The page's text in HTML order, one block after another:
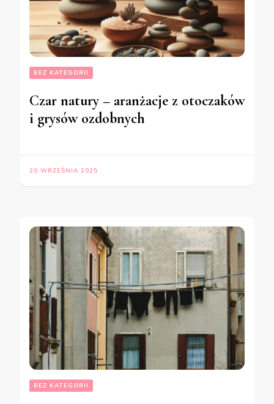
BEZ KATEGORII
Czar natury – aranżacje z otoczaków
i grysów ozdobnych
20 WRZEŚNIA 2025
BEZ KATEGORII